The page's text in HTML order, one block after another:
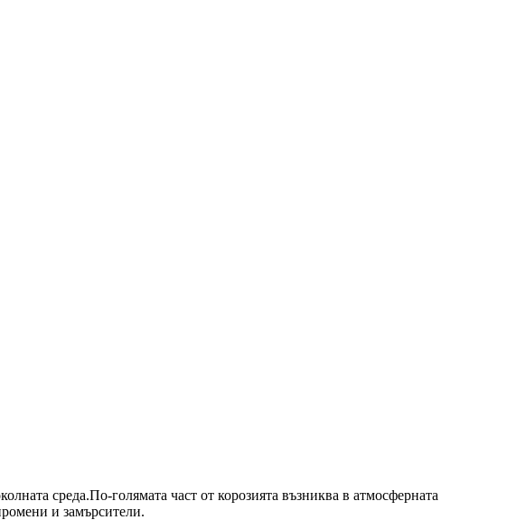
среда.По-голямата част от корозията възниква в атмосферната
и замърсители.